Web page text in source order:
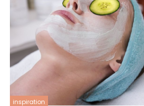
inspiration